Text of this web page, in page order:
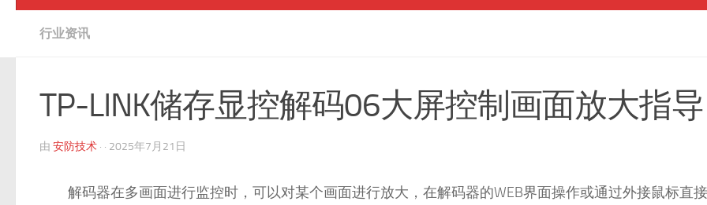
行业资讯
TP-LINK储存显控解码06大屏控制画面放大指导
由 安防技术 · · 2025年7月21日
解码器在多画面进行监控时，可以对某个画面进行放大，在解码器的WEB界面操作或通过外接鼠标直